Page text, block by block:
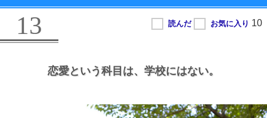
13
恋愛という科目は、 学校にはない。